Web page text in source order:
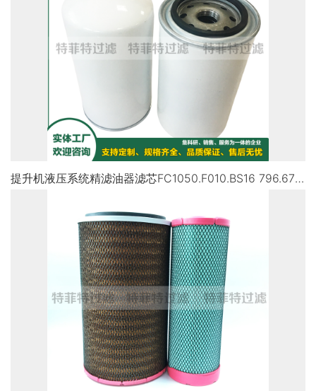
提升机液压系统精滤油器滤芯FC1050.F010.BS16 796.673.2